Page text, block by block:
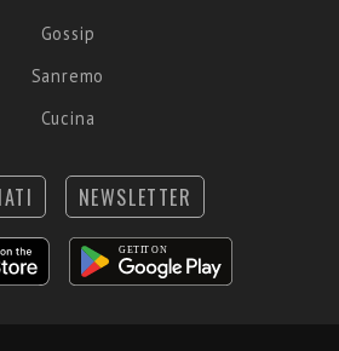
Gossip
Sanremo
Cucina
NEWSLETTER